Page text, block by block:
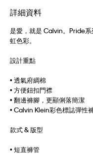
詳細資料
是愛，就是 Calvin。Pride
虹色彩。
設計重點
• 透氣府綢棉
• 方便鈕扣門襟
• 翻邊褲腳，更顯俐落簡潔
• Calvin Klein彩色標誌彈性
款式 & 版型
• 短直褲管